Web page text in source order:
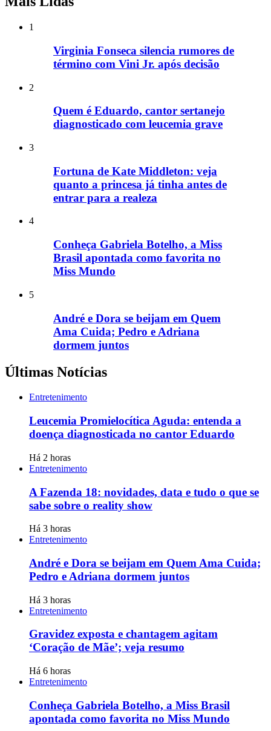
1
Virginia Fonseca silencia rumores de
término com Vini Jr. após decisão
2
Quem é Eduardo, cantor sertanejo
diagnosticado com leucemia grave
3
Fortuna de Kate Middleton: veja
quanto a princesa já tinha antes de
entrar para a realeza
4
Conheça Gabriela Botelho, a Miss
Brasil apontada como favorita no
Miss Mundo
5
André e Dora se beijam em Quem
Ama Cuida; Pedro e Adriana
dormem juntos
Últimas Notícias
Entretenimento
Leucemia Promielocítica Aguda: entenda a
doença diagnosticada no cantor Eduardo
Há 2 horas
Entretenimento
A Fazenda 18: novidades, data e tudo o que se
sabe sobre o reality show
Há 3 horas
Entretenimento
André e Dora se beijam em Quem Ama Cuida;
Pedro e Adriana dormem juntos
Há 3 horas
Entretenimento
Gravidez exposta e chantagem agitam
‘Coração de Mãe’; veja resumo
Há 6 horas
Entretenimento
Conheça Gabriela Botelho, a Miss Brasil
apontada como favorita no Miss Mundo